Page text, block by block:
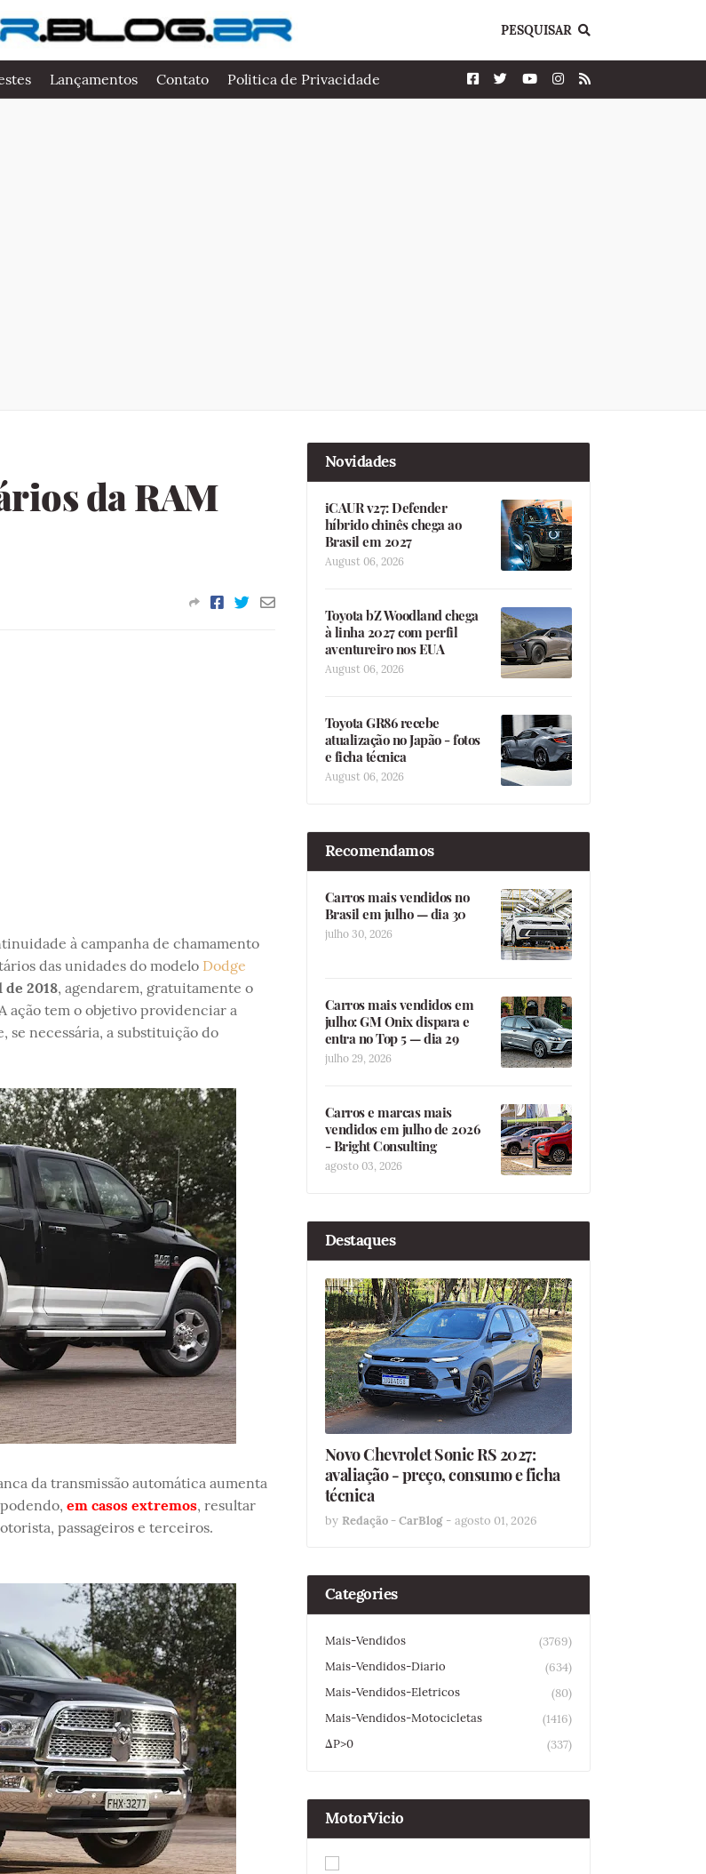
PESQUISAR
Lançamentos Contato Politica de Privacidade
da RAM
à campanha de chamamento
das unidades do modelo Dodge
2018, agendarem, gratuitamente o
ação tem o objetivo providenciar a
se necessária, a substituição do
da transmissão automática aumenta
em casos extremos, resultar
passageiros e terceiros.
Novidades
iCAUR v27: Defender
híbrido chinês chega ao
Brasil em 2027
August 06, 2026
Toyota bZ Woodland chega
à linha 2027 com perfil
aventureiro nos EUA
August 06, 2026
Toyota GR86 recebe
atualização no Japão - fotos
e ficha técnica
August 06, 2026
Recomendamos
Carros mais vendidos no
Brasil em julho — dia 30
julho 30, 2026
Carros mais vendidos em
julho: GM Onix dispara e
entra no Top 5 — dia 29
julho 29, 2026
Carros e marcas mais
vendidos em julho de 2026
- Bright Consulting
agosto 03, 2026
Destaques
Novo Chevrolet Sonic RS 2027:
avaliação - preço, consumo e ficha
técnica
by Redação - CarBlog - agosto 01, 2026
Categories
Mais-Vendidos
(3769)
Mais-Vendidos-Diario
(634)
Mais-Vendidos-Eletricos
(80)
Mais-Vendidos-Motocicletas
(1416)
ΔP>0
(337)
MotorVicio